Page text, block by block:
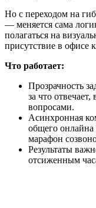
Но с переходом на
— меняется сама
полагаться на
присутствие в офисе
Что работает:
Прозрачность
за что
вопросами.
Асинхронная
общего
марафон
Результаты
отсиженным